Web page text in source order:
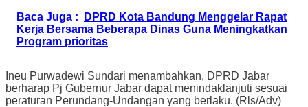
Baca Juga :
DPRD Kota Bandung Menggelar Rapat
Kerja Bersama Beberapa Dinas Guna Meningkatkan
Program prioritas
Ineu Purwadewi Sundari menambahkan, DPRD Jabar
berharap Pj Gubernur Jabar dapat menindaklanjuti sesuai
peraturan Perundang-Undangan yang berlaku. (Rls/Adv)